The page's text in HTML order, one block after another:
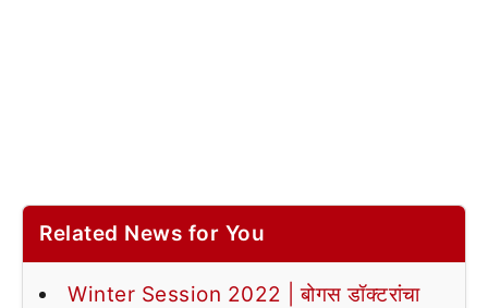
Related News for You
Winter Session 2022 | बोगस डॉक्टरांचा